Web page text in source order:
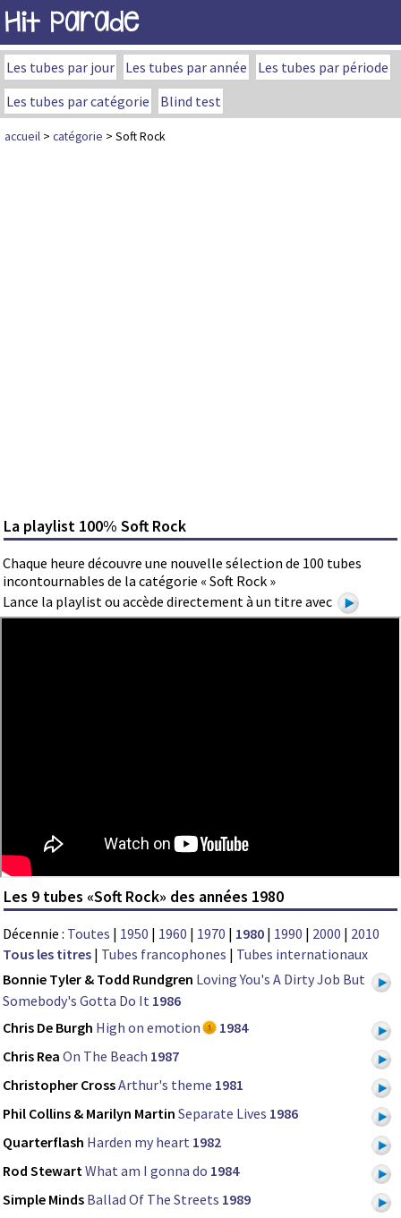
Hit Parade
Les tubes par jour Les tubes par année
Les tubes par période
Les tubes par catégorie
Blind test
accueil > catégorie > Soft Rock
La playlist 100% Soft Rock
Chaque heure découvre une nouvelle sélection de 100 tubes
incontournables de la catégorie « Soft Rock »
Lance la playlist ou accède directement à un titre avec
Les 9 tubes «Soft Rock» des années 1980
Décennie : Toutes | 1950 | 1960 | 1970 | 1980 | 1990 | 2000 | 2010
Tous les titres | Tubes francophones | Tubes internationaux
Bonnie Tyler & Todd Rundgren Loving You's A Dirty Job But
Somebody's Gotta Do It 1986
Chris De Burgh High on emotion
1984
Chris Rea On The Beach 1987
Christopher CrossArthur's theme 1981
Phil Collins & Marilyn Martin Separate Lives 1986
Quarterflash Harden my heart 1982
Rod StewartWhat am I gonna do 1984
Simple Minds Ballad Of The Streets 1989